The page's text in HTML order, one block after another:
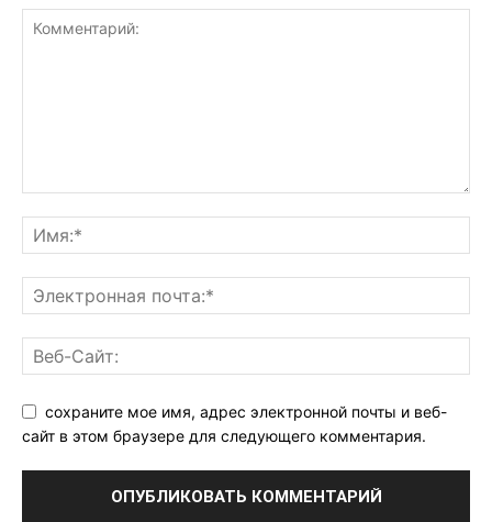
сохраните мое имя, адрес электронной почты и веб-
сайт в этом браузере для следующего комментария.